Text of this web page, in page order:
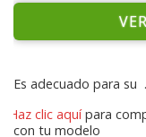
Es adecuado para su .
Haz clic aquípara
con tu modelo